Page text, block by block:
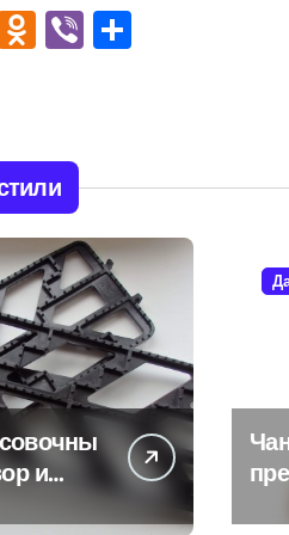
Odnoklassniki
Viber
и
и